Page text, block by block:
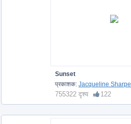
Sunset
प्रकाशक: Jacqueline Sharpe
755322 दृश्य 122